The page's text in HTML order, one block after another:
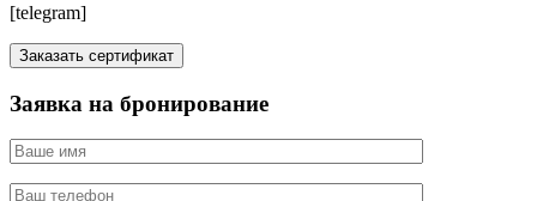
[telegram]
Заявка на бронирование